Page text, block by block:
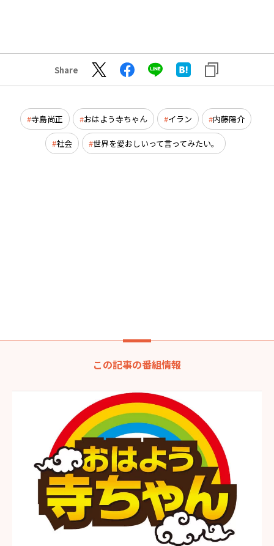
Share
寺島尚正 おはよう寺ちゃん イラン 内藤陽介
社会 世界を愛おしいって言ってみたい。
この記事の番組情報